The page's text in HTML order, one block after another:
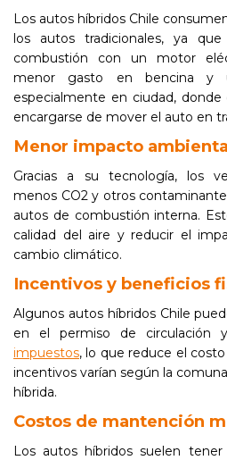
Los autos híbridos Chile
los autos tradicionales, ya
combustión con un motor
menor gasto en bencina y
especialmente en ciudad,
encargarse de mover el auto en
Menor impacto
Gracias a su tecnología, los
menos CO2 y otros
autos de combustión interna.
calidad del aire y reducir el
cambio climático.
Incentivos y beneficios
Algunos autos híbridos Chile
en el permiso de circulación
impuestos, lo que reduce el
incentivos varían según la
híbrida.
Costos de mantención
Los autos híbridos suelen